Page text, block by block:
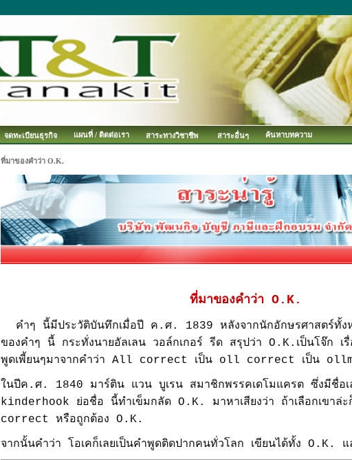
จดทะเบียนธุรกิจ แผนที่ / ติดต่อเรา สาระทางวิชาชีพ สาระอื่นๆ ค้นหาบทความ
ที่มาของคำว่า O.K.
ที่มาของคำว่า O.K.
คำๆ นี้มีประวัติบันทึกเมื่อปี ค.ศ. 1839 หลังจากนักอักษรศาสตร์ทั้ง
ของคำๆ นี้ กระทั่งนายอัลเลน วอล์กเกอร์ รีด สรุปว่า O.K.เป็นโจ๊ก
พูดเพี้ยนๆมาจากคำว่า All correct เป็น oll correct เป็น
ในปีค.ศ. 1840 มาร์ติน แวน บูเรน สมาชิกพรรคเดโมแครต ซึ่งมีชื่อ
kinderhook ย่อชื่อ นี้ทำเข็มกลัด O.K. มาหาเสียงว่า ถ้าเลือกเขาล่
correct หรือถูกต้อง O.K.
จากนั้นคำว่า โอเคก็เลยเป็นคำพูดติดปากคนทั่วโลก เขียนได้ทั้ง O.K.